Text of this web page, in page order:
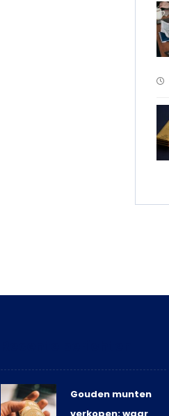
Gouden munten